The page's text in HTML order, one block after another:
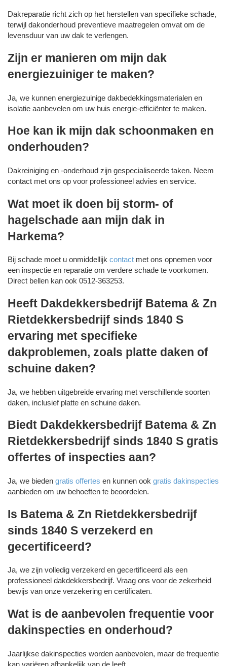
Dakreparatie richt zich op het herstellen van specifieke schade,
terwijl dakonderhoud preventieve maatregelen omvat om de
levensduur van uw dak te verlengen.
Zijn er manieren om mijn dak
energiezuiniger te maken?
Ja, we kunnen energiezuinige dakbedekkingsmaterialen en
isolatie aanbevelen om uw huis energie-efficiënter te maken.
Hoe kan ik mijn dak schoonmaken en
onderhouden?
Dakreiniging en -onderhoud zijn gespecialiseerde taken. Neem
contact met ons op voor professioneel advies en service.
Wat moet ik doen bij storm- of
hagelschade aan mijn dak in
Harkema?
Bij schade moet u onmiddellijk contact met ons opnemen voor
een inspectie en reparatie om verdere schade te voorkomen.
Direct bellen kan ook 0512-363253.
Heeft Dakdekkersbedrijf Batema & Zn
Rietdekkersbedrijf sinds 1840 S
ervaring met specifieke
dakproblemen, zoals platte daken of
schuine daken?
Ja, we hebben uitgebreide ervaring met verschillende soorten
daken, inclusief platte en schuine daken.
Biedt Dakdekkersbedrijf Batema & Zn
Rietdekkersbedrijf sinds 1840 S gratis
offertes of inspecties aan?
Ja, we bieden gratis offertes en kunnen ook gratis dakinspecties
aanbieden om uw behoeften te beoordelen.
Is Batema & Zn Rietdekkersbedrijf
sinds 1840 S verzekerd en
gecertificeerd?
Ja, we zijn volledig verzekerd en gecertificeerd als een
professioneel dakdekkersbedrijf. Vraag ons voor de zekerheid
bewijs van onze verzekering en certificaten.
Wat is de aanbevolen frequentie voor
dakinspecties en onderhoud?
Jaarlijkse dakinspecties worden aanbevolen, maar de frequentie
kan variëren afhankelijk van de leeft